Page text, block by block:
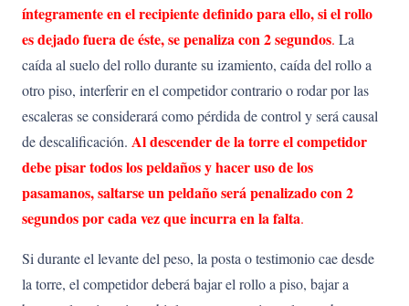
íntegramente en el recipiente definido para ello, si el rollo
es dejado fuera de éste, se penaliza con 2 segundos. La
caída al suelo del rollo durante su izamiento, caída del rollo a
otro piso, interferir en el competidor contrario o rodar por las
escaleras se considerará como pérdida de control y será causal
de descalificación. Al descender de la torre el competidor
debe pisar todos los peldaños y hacer uso de los
pasamanos, saltarse un peldaño será penalizado con 2
segundos por cada vez que incurra en la falta.
Si durante el levante del peso, la posta o testimonio cae desde
la torre, el competidor deberá bajar el rollo a piso, bajar a